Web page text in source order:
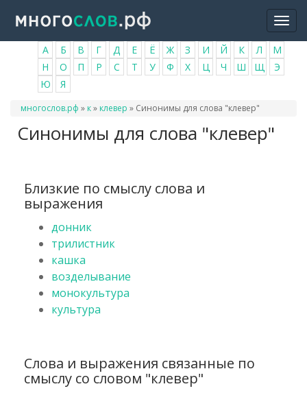
основному
содержанию
А Б В Г Д Е Ё Ж З И Й К Л
М
Н
О П Р С Т У Ф Х Ц Ч Ш Щ
Э
Ю
Я
Вы
многослов.рф » к» клевер » Синонимы для слова "клевер"
Синонимы для слова "клевер"
Близкие по смыслу слова и
выражения
донник
трилистник
кашка
возделывание
монокультура
культура
Слова и выражения связанные по
смыслу со словом "клевер"